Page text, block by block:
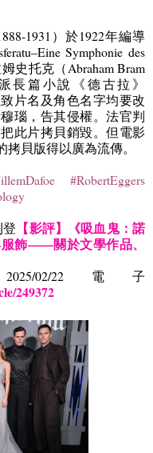
1931 ）於1922年編導
Symphonie des
史托克（Abraham Bram
長篇小說《德古拉》
片名及角色名字均要改
瑙，告其侵權。法官判
此片拷貝銷毀。但電影
貝版得以廣為流傳。
#RobertEggers
【影評】《吸血鬼：諾
飾——關於文學作品、
2025/02/22 電子
249372